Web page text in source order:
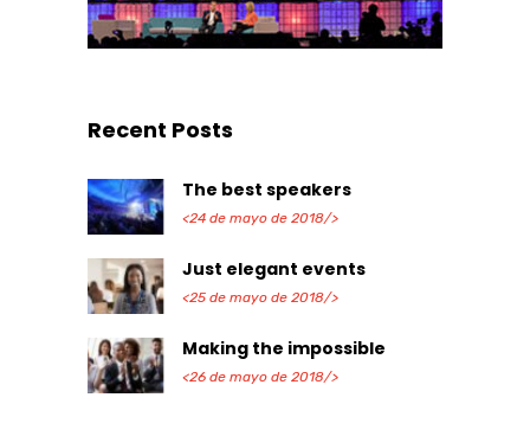
Recent Posts
The best speakers
<24 de mayo de 2018/>
Just elegant events
<25 de mayo de 2018/>
Making the impossible
<26 de mayo de 2018/>